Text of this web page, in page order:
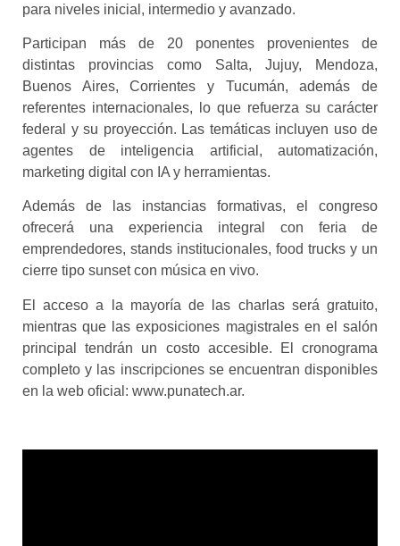
para niveles inicial, intermedio y avanzado.
Participan más de 20 ponentes provenientes de
distintas provincias como Salta, Jujuy, Mendoza,
Buenos Aires, Corrientes y Tucumán, además de
referentes internacionales, lo que refuerza su carácter
federal y su proyección. Las temáticas incluyen uso de
agentes de inteligencia artificial, automatización,
marketing digital con IA y herramientas.
Además de las instancias formativas, el congreso
ofrecerá una experiencia integral con feria de
emprendedores, stands institucionales, food trucks y un
cierre tipo sunset con música en vivo.
El acceso a la mayoría de las charlas será gratuito,
mientras que las exposiciones magistrales en el salón
principal tendrán un costo accesible. El cronograma
completo y las inscripciones se encuentran disponibles
en la web oficial: www.punatech.ar.